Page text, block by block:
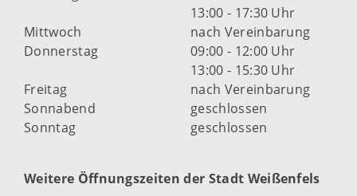
13:00 - 17:30 Uhr
Mittwoch
nach Vereinbarung
Donnerstag
09:00 - 12:00 Uhr
13:00 - 15:30 Uhr
Freitag
nach Vereinbarung
Sonnabend
geschlossen
Sonntag
geschlossen
Weitere Öffnungszeiten der Stadt Weißenfels